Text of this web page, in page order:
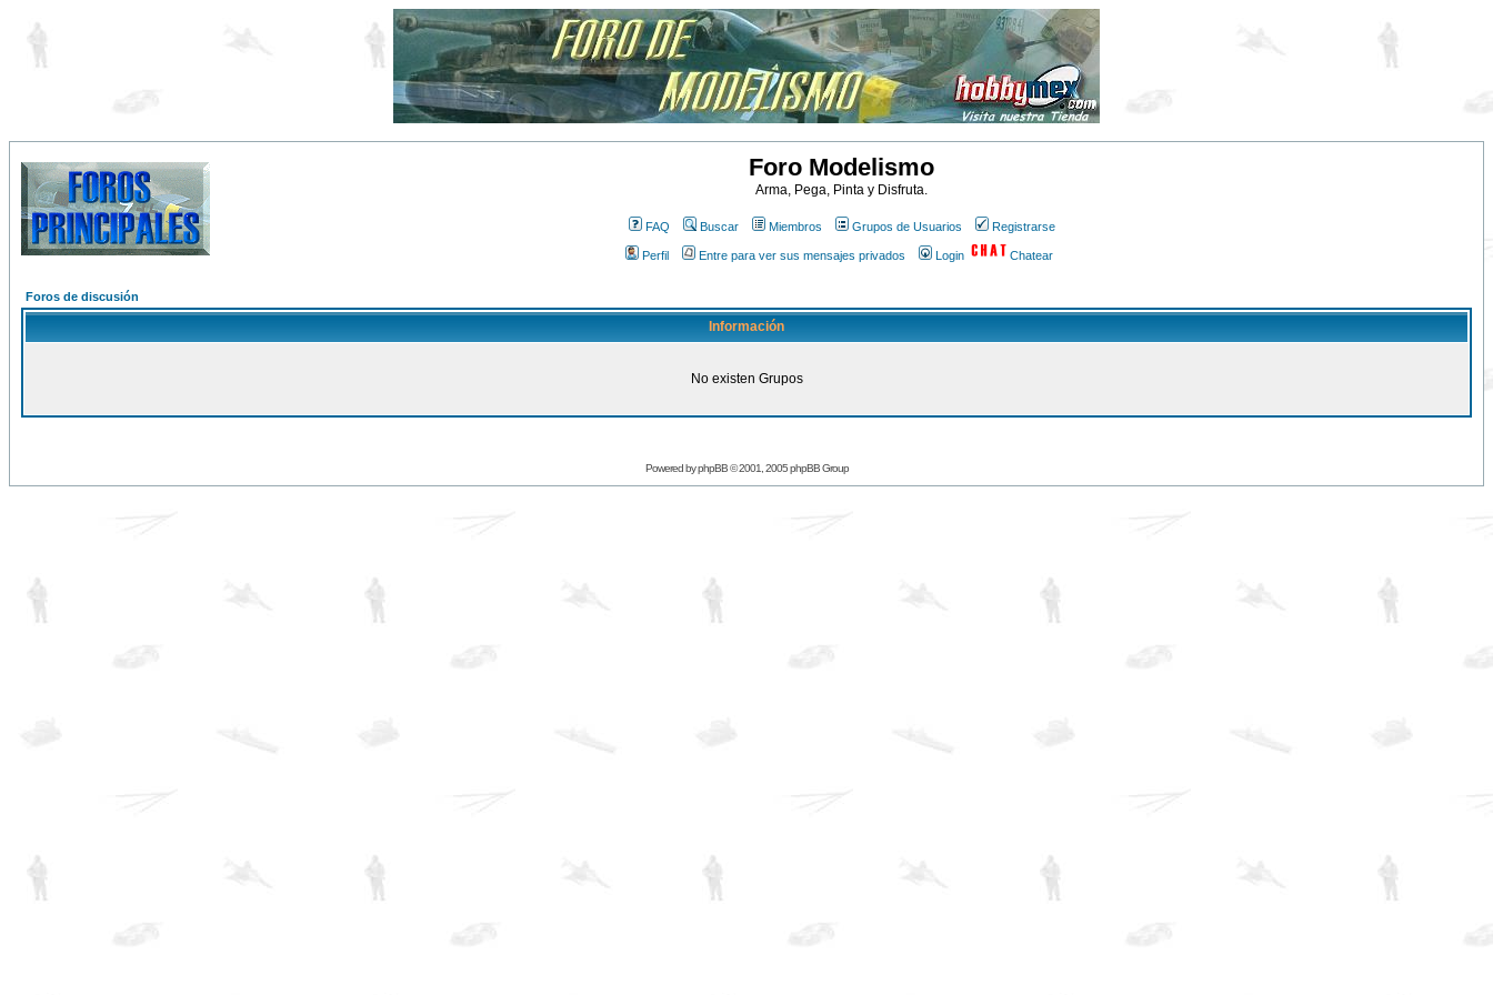
Foro Modelismo
Arma, Pega, Pinta y Disfruta.
FAQ Buscar Miembros Grupos de Usuarios Registrarse
Perfil Entre para ver sus mensajes privados Login Chatear
Foros de discusión
Información
No existen Grupos
Powered byphpBB© 2001, 2005 phpBB Group